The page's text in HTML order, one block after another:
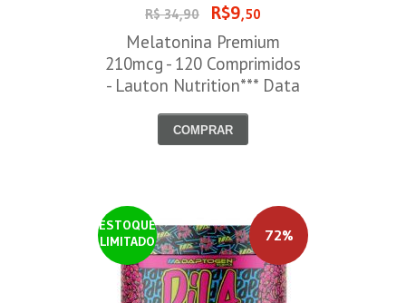
R$ 34,90 R$9,50
Melatonina Premium
210mcg - 120 Comprimidos
- Lauton Nutrition*** Data
COMPRAR
ESTOQUE
LIMITADO
72%